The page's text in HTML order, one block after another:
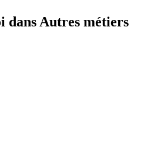
dans Autres métiers